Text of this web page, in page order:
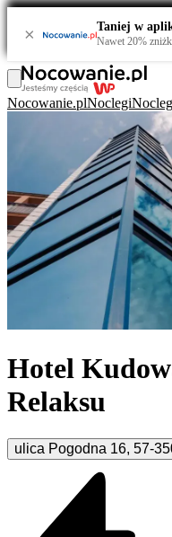
× Taniej w
Nawet 20%
Nocowanie.plNoclegi
Hotel
Relaksu
ulica Pogodna 16, 57-